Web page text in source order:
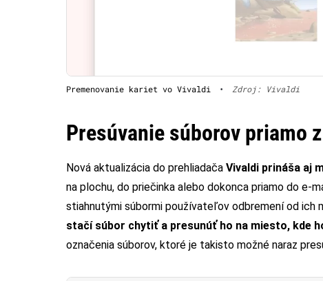
Premenovanie kariet vo Vivaldi • Zdroj: Vivaldi
Presúvanie súborov priamo
Nová aktualizácia do prehliadača Vivaldi prináša aj
na plochu, do priečinka alebo dokonca priamo do e-
stiahnutými súbormi používateľov odbremení od ich
stačí súbor chytiť a presunúť ho na miesto, kde
označenia súborov, ktoré je takisto možné naraz